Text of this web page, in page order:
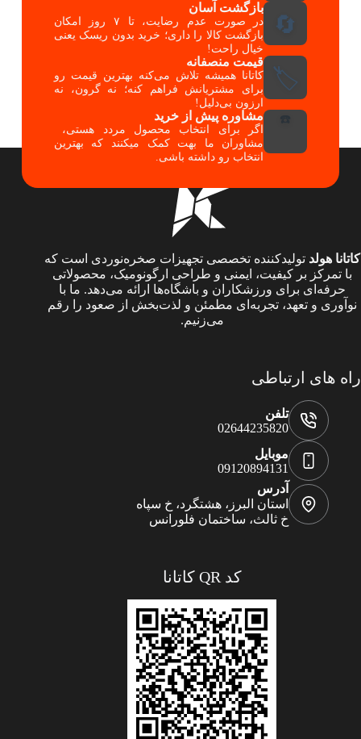
🔄
بازگشت آسان
در صورت عدم رضایت، تا ۷ روز امکان
بازگشت کالا را داری؛ خرید بدون ریسک یعنی
خیال راحت!
🏷️
قیمت منصفانه
کاتانا همیشه تلاش می‌کنه بهترین قیمت رو
برای مشتریانش فراهم کنه؛ نه گرون، نه
ارزون بی‌دلیل!
☎️ مشاوره پیش از خرید
اگر برای انتخاب محصول مردد هستی،
مشاوران ما بهت کمک میکنند که بهترین
انتخاب رو داشته باشی.
کاتانا هولد تولیدکننده تخصصی تجهیزات صخره‌نوردی است که
با تمرکز بر کیفیت، ایمنی و طراحی ارگونومیک، محصولاتی
حرفه‌ای برای ورزشکاران و باشگاه‌ها ارائه می‌دهد. ما با
نوآوری و تعهد، تجربه‌ای مطمئن و لذت‌بخش از صعود را رقم
می‌زنیم.
راه های ارتباطی
تلفن
02644235820
موبایل
09120894131
آدرس
استان البرز، هشتگرد، خ سپاه
خ ثالث، ساختمان فلورانس
کد QR کاتانا